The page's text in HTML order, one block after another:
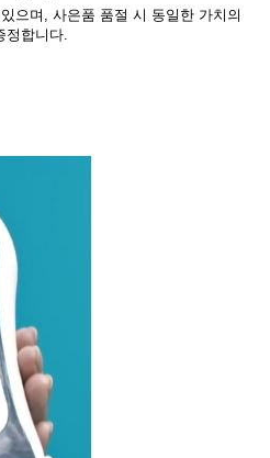
으며, 사은품 품절 시 동일한 가치의
정합니다.